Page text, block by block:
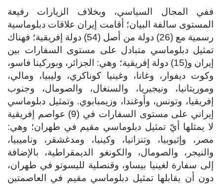
ففي المجال السياسي، وبخلاف الزيارات رفيعة
المستوى سالفة البيان؛ أقامت إيران علاقات دبلوماسية
رسمية مع (26) دولة من أصل (54) دولة إفريقية؛ فهناك
تمثيل دبلوماسي متبادل على مستوى السفارات بين
إيران و(15) دولة إفريقية؛ وهي: الجزائر، وبوركينا فاسو،
وكوت ديفوار، وغانا، وغينيا كوناكري، وليبيا، ومالي،
وموريتانيا، ونيجيريا، والسنغال، والصومال، وجنوب
إفريقيا، وتونس، وأوغندا، وزيمبابوي. وتمثيل دبلوماسي
إيراني على مستوى السفارات في (9) عواصم إفريقية
لا يمثلها أيّ تمثيل دبلوماسي مقيم في طهران؛ وهي:
مصر، وإثيوبيا، وتنزانيا، وكينيا، ومدغشقر، وناميبيا،
والنيجر، والصومال، والكونغو الديمقراطية، بالإضافة
إلى سفارة لغينيا بيساو، وقنصلية لليسوتو في طهران،
دون أن يقابلها تمثيل دبلوماسي مقيم في العاصمتين